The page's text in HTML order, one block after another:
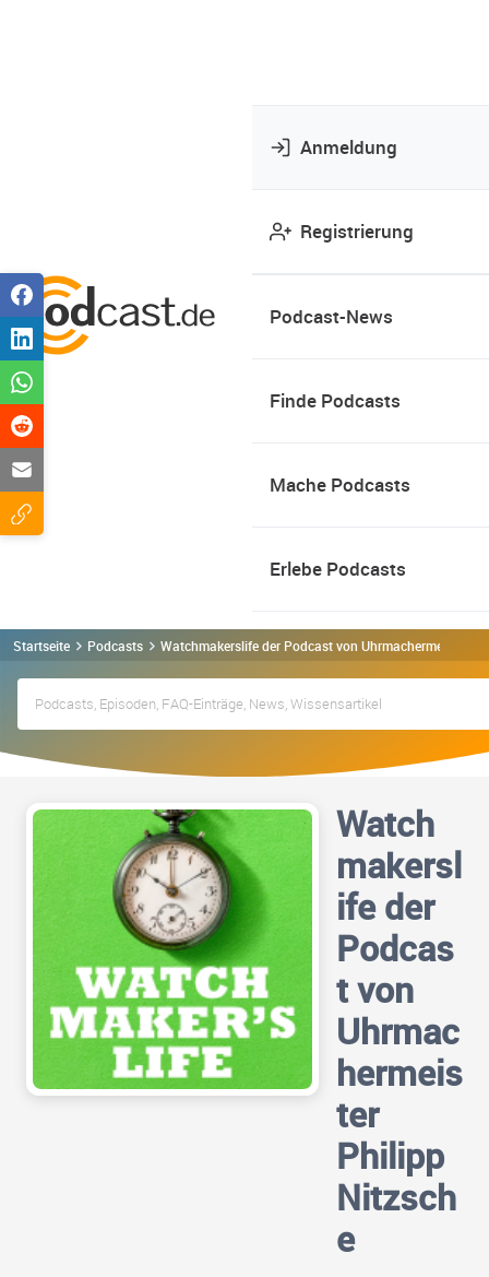
Anmeldung
Registrierung
Podcast-News
Finde Podcasts
Mache Podcasts
Erlebe Podcasts
Startseite Podcasts Watchmakerslife der Podcast von Uhrmachermeister
Watch
makersl
ife der
Podcas
t von
Uhrmac
hermeis
ter
Philipp
Nitzsch
e